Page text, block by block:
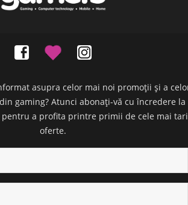
asupra celor mai noi promoții și a
gaming? Atunci abonați-vă cu încredere la
a profita printre primii de cele mai tari
oferte.